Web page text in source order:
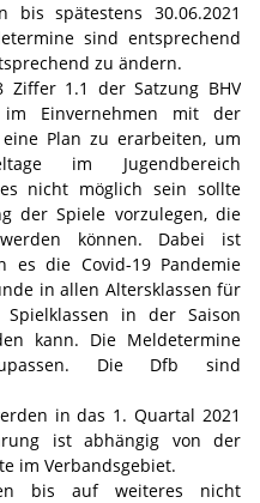
bis spätestens 30.06.2021
sind entsprechend
zu ändern.
Ziffer 1.1 der Satzung BHV
Einvernehmen mit der
Plan zu erarbeiten, um
im Jugendbereich
nicht möglich sein sollte
der Spiele vorzulegen, die
können. Dabei ist
es die Covid-19 Pandemie
in allen Altersklassen für
in der Saison
kann. Die Meldetermine
Die Dfb sind
in das 1. Quartal 2021
ist abhängig von der
im Verbandsgebiet.
bis auf weiteres nicht